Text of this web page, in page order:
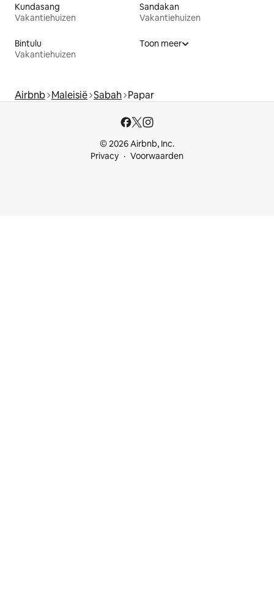
Kundasang
Vakantiehuizen
Sandakan
Vakantiehuizen
Bintulu
Vakantiehuizen
Toon meer
Airbnb Maleisië Sabah Papar
© 2026 Airbnb, Inc.
Privacy
Voorwaarden